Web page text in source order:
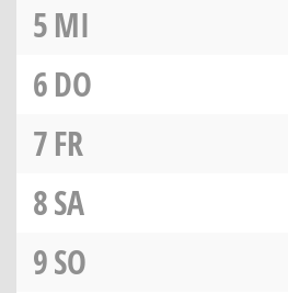
5MI
6DO
7FR
8SA
9SO